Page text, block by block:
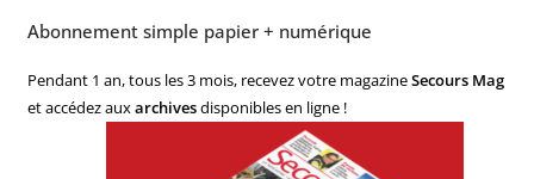
Abonnement simple papier + numérique
Pendant 1 an, tous les 3 mois, recevez votre magazineSecours Mag
et accédez auxarchivesdisponibles en ligne !